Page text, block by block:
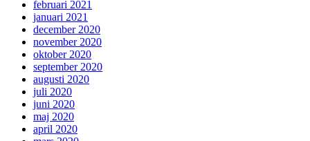
februari 2021
januari 2021
december 2020
november 2020
oktober 2020
september 2020
augusti 2020
juli 2020
juni 2020
maj 2020
april 2020